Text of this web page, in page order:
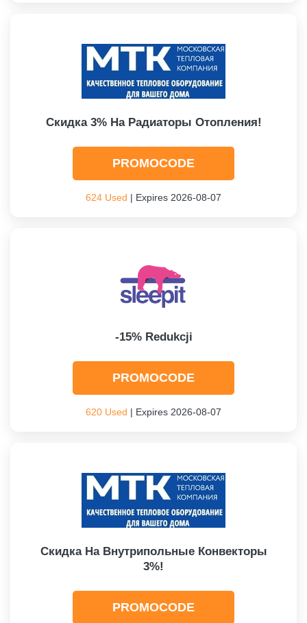
Скидка 3% На Радиаторы Отопления!
PROMOCODE
624 Used | Expires 2026-08-07
-15% Redukcji
PROMOCODE
620 Used | Expires 2026-08-07
Скидка На Внутрипольные Конвекторы
3%!
PROMOCODE